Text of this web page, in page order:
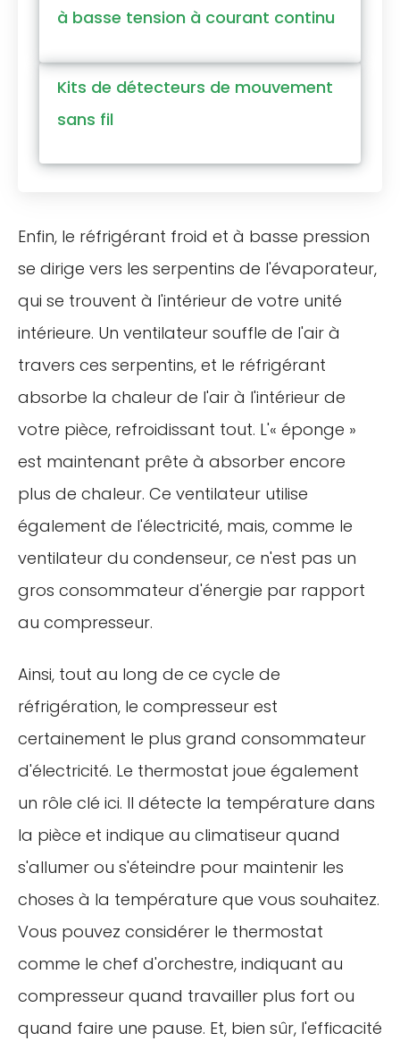
à basse tension à courant continu
Kits de détecteurs de mouvement
sans fil
Enfin, le réfrigérant froid et à basse pression
se dirige vers les serpentins de l'évaporateur,
qui se trouvent à l'intérieur de votre unité
intérieure. Un ventilateur souffle de l'air à
travers ces serpentins, et le réfrigérant
absorbe la chaleur de l'air à l'intérieur de
votre pièce, refroidissant tout. L'« éponge »
est maintenant prête à absorber encore
plus de chaleur. Ce ventilateur utilise
également de l'électricité, mais, comme le
ventilateur du condenseur, ce n'est pas un
gros consommateur d'énergie par rapport
au compresseur.
Ainsi, tout au long de ce cycle de
réfrigération, le compresseur est
certainement le plus grand consommateur
d'électricité. Le thermostat joue également
un rôle clé ici. Il détecte la température dans
la pièce et indique au climatiseur quand
s'allumer ou s'éteindre pour maintenir les
choses à la température que vous souhaitez.
Vous pouvez considérer le thermostat
comme le chef d'orchestre, indiquant au
compresseur quand travailler plus fort ou
quand faire une pause. Et, bien sûr, l'efficacité